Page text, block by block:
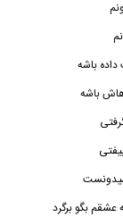
باشه
باشه
عشقم بگو برگرد